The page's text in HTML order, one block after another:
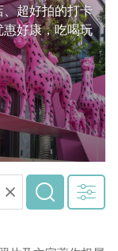
超好拍的打卡
好康，吃喝玩